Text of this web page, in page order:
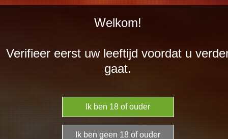
de
Franz Jäckel -
Riesling brut
Mousserend 1,5 L
€ 24,95
Welkom!
Verifieer eerst uw leeftijd voordat u
gaat.